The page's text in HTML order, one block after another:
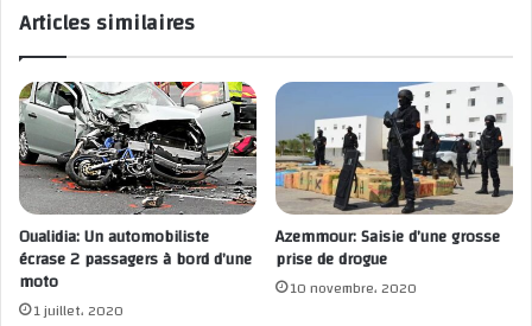
Articles similaires
Oualidia: Un automobiliste
écrase 2 passagers à bord d’une
moto
1 juillet، 2020
Azemmour: Saisie d’une grosse
prise de drogue
10 novembre، 2020